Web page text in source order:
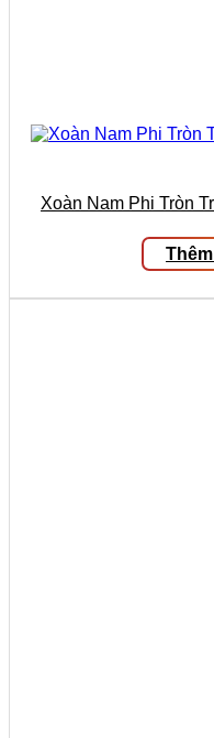
Xoàn Nam Phi Tròn